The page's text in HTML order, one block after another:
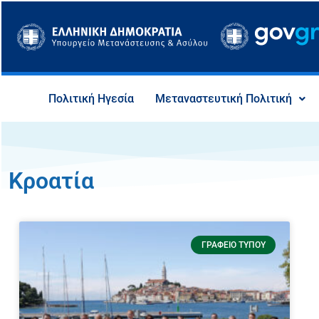
στο
περιεχόμενο
Πολιτική Ηγεσία Μεταναστευτική Πολιτική
Κροατία
ΓΡΑΦΕΊΟ ΤΎΠΟΥ